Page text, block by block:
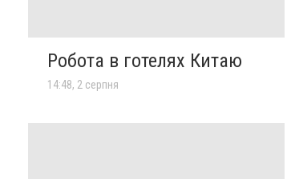
Робота в готелях Китаю
14:48, 2 серпня